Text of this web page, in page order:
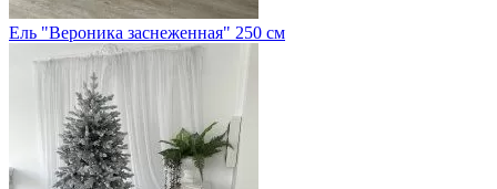
Ель "Вероника заснеженная" 250 см